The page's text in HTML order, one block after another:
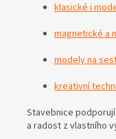
klasické i
magnetické a
modely na
kreativní
Stavebnice
a radost z vlastního